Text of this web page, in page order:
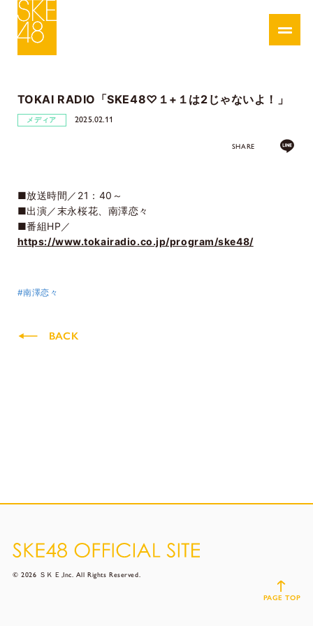
TOKAI RADIO「SKE48♡１+１は2じゃないよ！」
メディア 2025.02.11
SHARE
■放送時間／21：40～
■出演／末永桜花、南澤恋々
■番組HP／
https://www.tokairadio.co.jp/program/ske48/
#南澤恋々
BACK
© 2026 ＳＫＥ,Inc. All Rights Reserved.
PAGE TOP